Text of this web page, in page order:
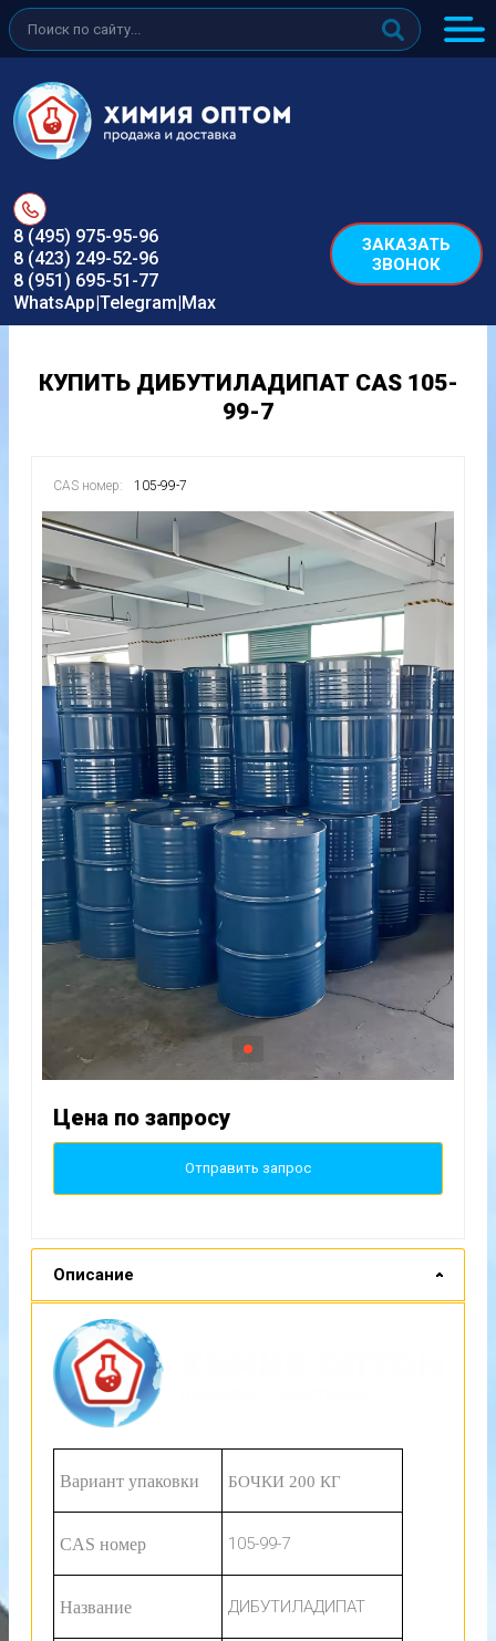
8 (495) 975-95-96
8 (423) 249-52-96
8 (951) 695-51-77
WhatsApp|Telegram|Max
ЗАКАЗАТЬ
ЗВОНОК
КУПИТЬ ДИБУТИЛАДИПАТ CAS 105-
99-7
CAS номер: 105-99-7
Цена по запросу
Отправить запрос
Описание
Вариант упаковки БОЧКИ 200 КГ
CAS номер 105-99-7
Название ДИБУТИЛАДИПАТ